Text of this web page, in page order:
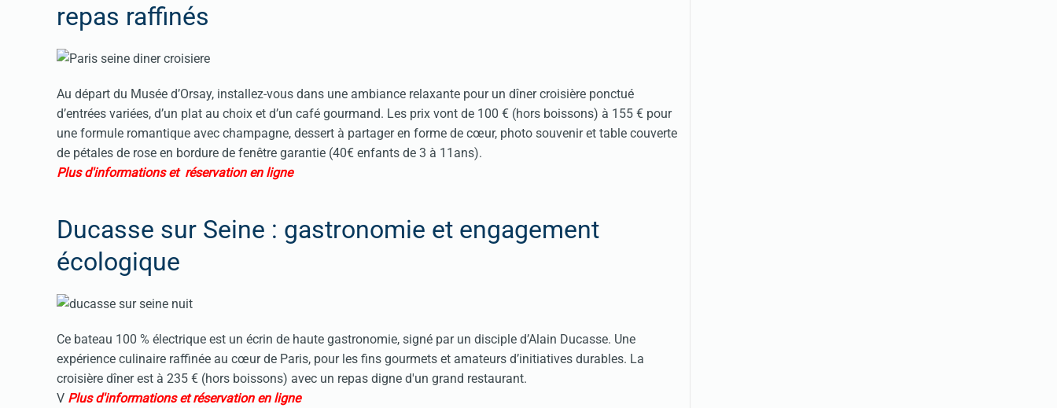
repas raffinés
Au départ du Musée d’Orsay, installez-vous dans une ambiance relaxante pour un dîner croisière ponctué
d’entrées variées, d’un plat au choix et d’un café gourmand. Les prix vont de 100 € (hors boissons) à 155 € pour
une formule romantique avec champagne, dessert à partager en forme de cœur, photo souvenir et table couverte
de pétales de rose en bordure de fenêtre garantie (40€ enfants de 3 à 11ans).
Plus d'informations et réservation en ligne
Ducasse sur Seine : gastronomie et engagement
écologique
Ce bateau 100 % électrique est un écrin de haute gastronomie, signé par un disciple d’Alain Ducasse. Une
expérience culinaire raffinée au cœur de Paris, pour les fins gourmets et amateurs d’initiatives durables. La
croisière dîner est à 235 € (hors boissons) avec un repas digne d'un grand restaurant.
V Plus d'informations et réservation en ligne